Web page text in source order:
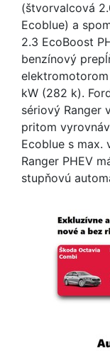
(štvorvalcová
Ecoblue) a
2.3 EcoBoost
benzínový
kW (282 k).
sériový Ranger
pritom
Ecoblue s max.
Ranger PHEV
stupňovú